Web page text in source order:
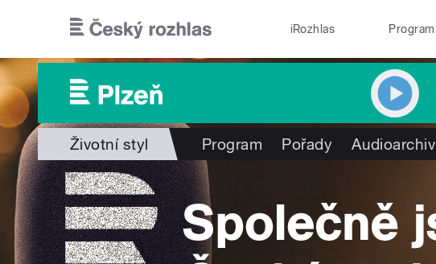
iRozhlas Program
Životní styl Program Pořady Audioarchiv